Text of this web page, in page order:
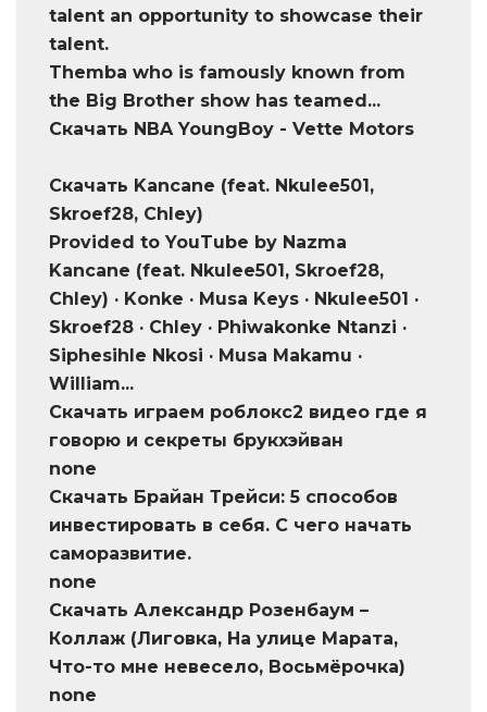
talent an opportunity to showcase their
talent.
Themba who is famously known from
the Big Brother show has teamed...
Скачать NBA YoungBoy - Vette Motors
Скачать Kancane (feat. Nkulee501,
Skroef28, Chley)
Provided to YouTube by Nazma
Kancane (feat. Nkulee501, Skroef28,
Chley) · Konke · Musa Keys · Nkulee501 ·
Skroef28 · Chley · Phiwakonke Ntanzi ·
Siphesihle Nkosi · Musa Makamu ·
William...
Скачать играем роблокс2 видео где я
говорю и секреты брукхэйван
none
Скачать Брайан Трейси: 5 способов
инвестировать в себя. C чего начать
саморазвитие.
none
Скачать Александр Розенбаум –
Коллаж (Лиговка, На улице Марата,
Что-то мне невесело, Восьмёрочка)
none